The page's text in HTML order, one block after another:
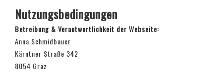
Nutzungsbedingungen
Betreibung & Verantwortlichkeit der Webseite:
Anna Schmidbauer
Kärntner Straße 342
8054 Graz